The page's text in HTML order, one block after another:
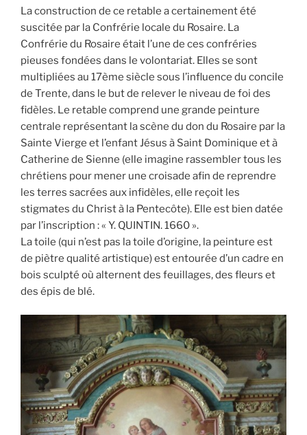
La construction de ce retable a certainement été
suscitée par la Confrérie locale du Rosaire. La
Confrérie du Rosaire était l’une de ces confréries
pieuses fondées dans le volontariat. Elles se sont
multipliées au 17ème siècle sous l’influence du concile
de Trente, dans le but de relever le niveau de foi des
fidèles. Le retable comprend une grande peinture
centrale représentant la scène du don du Rosaire par la
Sainte Vierge et l’enfant Jésus à Saint Dominique et à
Catherine de Sienne (elle imagine rassembler tous les
chrétiens pour mener une croisade afin de reprendre
les terres sacrées aux infidèles, elle reçoit les
stigmates du Christ à la Pentecôte). Elle est bien datée
par l’inscription : « Y. QUINTIN. 1660 ».
La toile (qui n’est pas la toile d’origine, la peinture est
de piètre qualité artistique) est entourée d’un cadre en
bois sculpté où alternent des feuillages, des fleurs et
des épis de blé.